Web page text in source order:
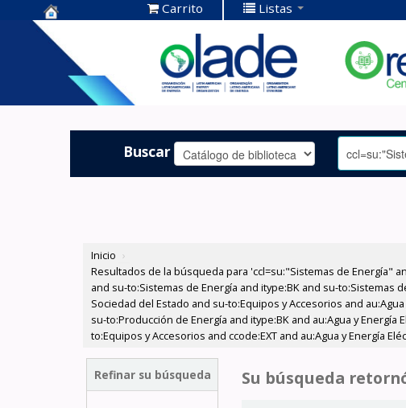
Centro de
Documentación
OLADE -
Carrito Listas
Buscar
Inicio ›
Resultados de la búsqueda para 'ccl=su:"Sistemas de Energía"
and su-to:Sistemas de Energía and itype:BK and su-to:Sistemas
Sociedad del Estado and su-to:Equipos y Accesorios and
su-to:Producción de Energía and itype:BK and au:Agua y
to:Equipos y Accesorios and ccode:EXT and au:Agua y Energía
Refinar su búsqueda Su búsqueda